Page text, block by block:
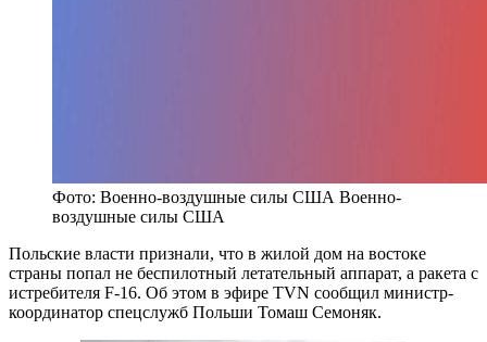
Фото: Военно-воздушные силы США Военно-
воздушные силы США
Польские власти признали, что в жилой дом на востоке
страны попал не беспилотный летательный аппарат, а ракета с
истребителя F-16. Об этом в эфире TVN сообщил министр-
координатор спецслужб Польши Томаш Семоняк.